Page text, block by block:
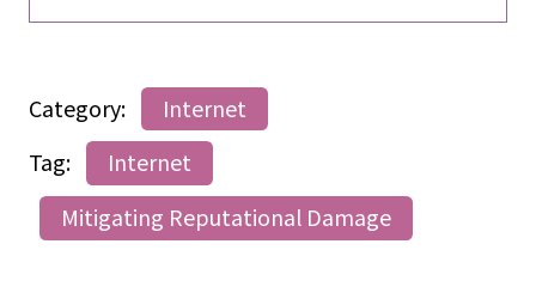
Category:
Internet
Tag:
Internet
Mitigating Reputational Damage